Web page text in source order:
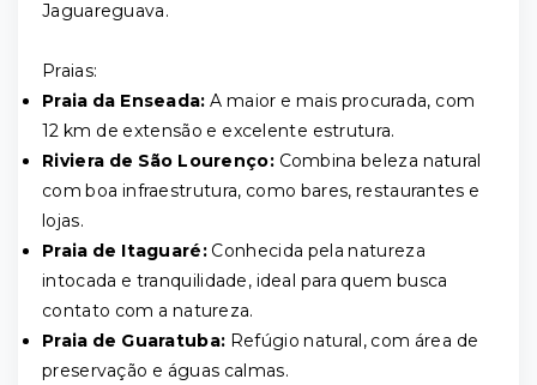
Jaguareguava.
Praias:
Praia da Enseada: A maior e mais procurada, com
12 km de extensão e excelente estrutura.
Riviera de São Lourenço:Combina beleza natural
com boa infraestrutura, como bares, restaurantes e
lojas.
Praia de Itaguaré:Conhecida pela natureza
intocada e tranquilidade, ideal para quem busca
contato com a natureza.
Praia de Guaratuba: Refúgio natural, com área de
preservação e águas calmas.